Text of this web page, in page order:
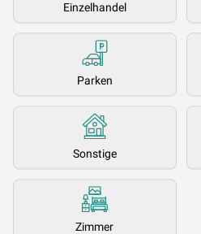
Einzelhandel
Parken
Sonstige
Zimmer